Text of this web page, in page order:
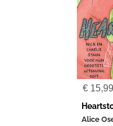
€ 15,99
Alice